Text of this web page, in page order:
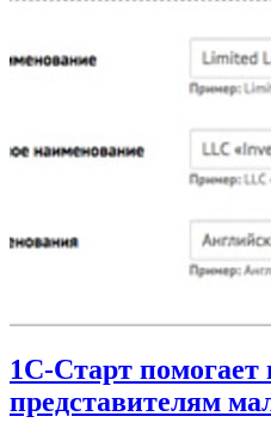
1С-Старт помогает
представителям